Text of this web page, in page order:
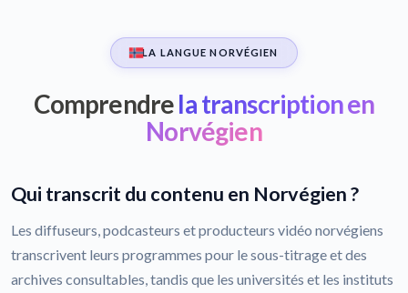
LA LANGUE NORVÉGIEN
Comprendrela transcription en
Norvégien
Qui transcrit du contenu en Norvégien ?
Les diffuseurs, podcasteurs et producteurs vidéo norvégiens
transcrivent leurs programmes pour le sous-titrage et des
archives consultables, tandis que les universités et les instituts